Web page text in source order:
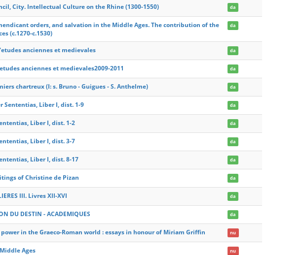
City. Intellectual Culture on the Rhine (1300-1550) da
orders, and salvation in the Middle Ages. The contribution of the
(c.1270-c.1530)
da
anciennes et medievales da
anciennes et medievales2009-2011 da
chartreux (I: s. Bruno - Guigues - S. Anthelme) da
Sententias, Liber I, dist. 1-9 da
Liber I, dist. 1-2 da
Liber I, dist. 3-7 da
Liber I, dist. 8-17 da
of Christine de Pizan da
III. Livres XII-XVI da
DU DESTIN - ACADEMIQUES da
in the Graeco-Roman world : essays in honour of Miriam Griffin nu
Ages nu